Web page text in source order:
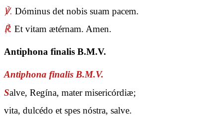
℣. Dóminus det nobis suam pacem.
℟. Et vitam ætérnam. Amen.
Antiphona finalis B.M.V.
Antiphona finalis B.M.V.
Salve, Regína, mater misericórdiæ;
vita, dulcédo et spes nóstra, salve.